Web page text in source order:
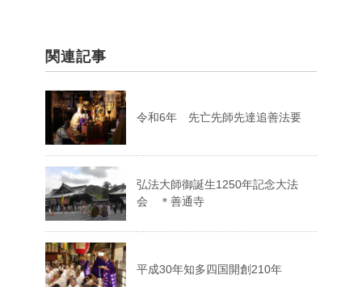
関連記事
令和6年 先亡先師先達追善法要
弘法大師御誕生1250年記念大法
会 ＊善通寺
平成30年知多四国開創210年